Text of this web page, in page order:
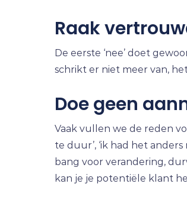
Raak
De eerste ‘nee’ doet
schrikt er niet meer van,
Doe geen
Vaak vullen we de reden
te duur’, ‘ik had het
bang voor verandering,
kan je je potentiële klant